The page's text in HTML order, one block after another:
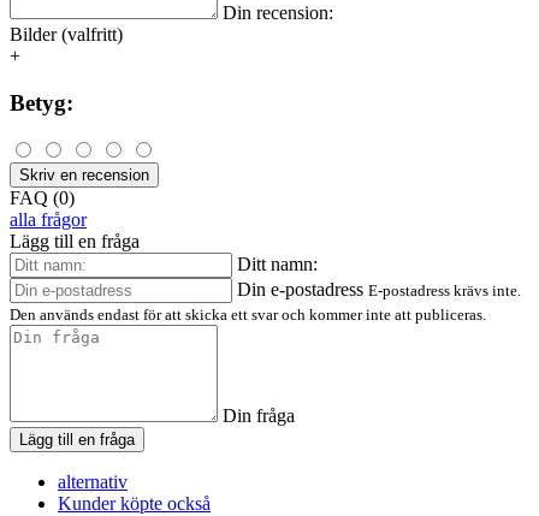
Din recension:
Bilder (valfritt)
+
Betyg:
Skriv en recension
FAQ (0)
alla frågor
Lägg till en fråga
Ditt namn:
Din e-postadress E-postadress krävs inte.
Den används endast för att skicka ett svar och kommer inte att publiceras.
Din fråga
Lägg till en fråga
alternativ
Kunder köpte också